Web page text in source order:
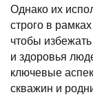
Однако их
строго в
чтобы
и здоровья
ключевые
скважин и